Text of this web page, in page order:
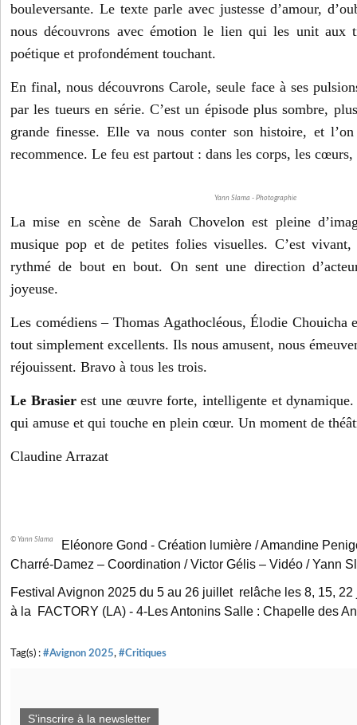
bouleversante. Le texte parle avec justesse d’amour,
nous découvrons avec émotion le lien qui les unit aux
poétique et profondément touchant.
En final, nous découvrons Carole, seule face à ses
par les tueurs en série. C’est un épisode plus sombre,
grande finesse. Elle va nous conter son histoire, et
recommence. Le feu est partout : dans les corps, les cœurs,
Yann Slama - Photographie
La mise en scène de Sarah Chovelon est pleine
musique pop et de petites folies visuelles. C’est vivant,
rythmé de bout en bout. On sent une direction
joyeuse.
Les comédiens – Thomas Agathocléous, Élodie Chouicha
tout simplement excellents. Ils nous amusent, nous
réjouissent. Bravo à tous les trois.
Le Brasierest une œuvre forte, intelligente et
qui amuse et qui touche en plein cœur. Un moment de
Claudine Arrazat
© Yann Slama
Eléonore Gond - Création lumière / Amandine
Charré-Damez – Coordination / Victor Gélis – Vidéo / Yann
Festival Avignon 2025 du 5 au 26 juillet relâche les 8, 15,
à la FACTORY (LA) - 4-Les Antonins Salle : Chapelle des
Tag(s) : #Avignon 2025, #Critiques
S'inscrire à la newsletter